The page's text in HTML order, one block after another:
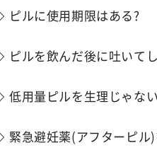
ピルに使用期限はある?
ピルを飲んだ後に吐いて
低用量ピルを生理じゃな
緊急避妊薬(アフターピル